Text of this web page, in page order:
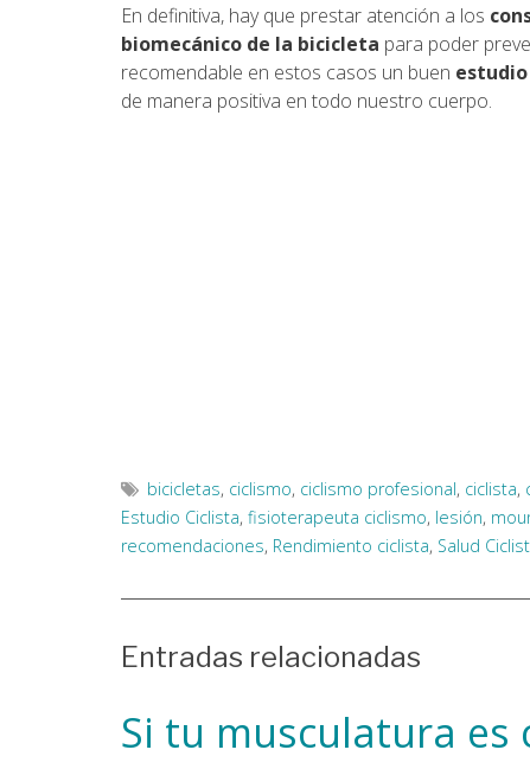
En definitiva, hay que prestar atención a los
biomecánico de la bicicleta para poder
recomendable en estos casos un buen
de manera positiva en todo nuestro cuerpo.
bicicletas, ciclismo, ciclismo profesional, ciclista,
Estudio Ciclista, fisioterapeuta ciclismo, lesión,
recomendaciones, Rendimiento ciclista, Salud
Entradas relacionadas
Si tu musculatura es